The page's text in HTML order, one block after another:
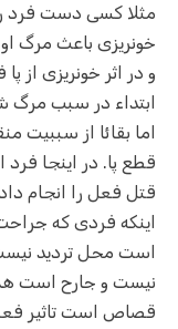
مثلا کسی دست فرد
خونریزی باعث مرگ
و در اثر خونریزی از
ابتداء در سبب مرگ
اما بقائا از
قطع پا. در اینجا فرد
قتل فعل را انجام
اینکه فردی که
است محل تردید
نیست و جارح است
قصاص است تاثیر